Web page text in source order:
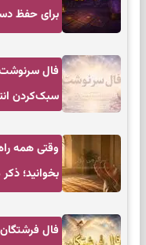
برای حفظ
سبک‌کردن
وقتی همه
بخوانید؛